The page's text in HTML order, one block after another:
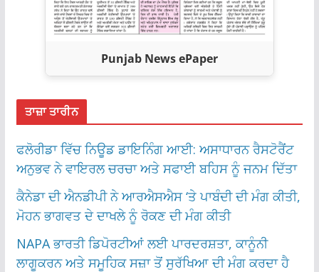
Punjab News ePaper
ਤਾਜ਼ਾ ਤਾਰੀਨ
ਫਲੋਰੀਡਾ ਵਿੱਚ ਨਿਊਡ ਡਾਇਨਿੰਗ ਆਈ: ਅਸਾਧਾਰਨ ਰੈਸਟੋਰੈਂਟ
ਅਨੁਭਵ ਨੇ ਵਾਇਰਲ ਚਰਚਾ ਅਤੇ ਸਫਾਈ ਬਹਿਸ ਨੂੰ ਜਨਮ ਦਿੱਤਾ
ਕੈਨੇਡਾ ਦੀ ਐਨਡੀਪੀ ਨੇ ਆਰਐਸਐਸ ‘ਤੇ ਪਾਬੰਦੀ ਦੀ ਮੰਗ ਕੀਤੀ,
ਮੋਹਨ ਭਾਗਵਤ ਦੇ ਦਾਖਲੇ ਨੂੰ ਰੋਕਣ ਦੀ ਮੰਗ ਕੀਤੀ
NAPA ਭਾਰਤੀ ਡਿਪੋਰਟੀਆਂ ਲਈ ਪਾਰਦਰਸ਼ਤਾ, ਕਾਨੂੰਨੀ
ਲਾਗੂਕਰਨ ਅਤੇ ਸਮੂਹਿਕ ਸਜ਼ਾ ਤੋਂ ਸੁਰੱਖਿਆ ਦੀ ਮੰਗ ਕਰਦਾ ਹੈ